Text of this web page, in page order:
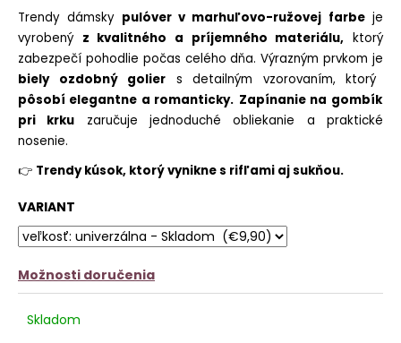
5
hviezdičiek.
Trendy dámsky pulóver v marhuľovo-ružovej farbeje
vyrobený z kvalitného a príjemného materiálu, ktorý
zabezpečí pohodlie počas celého dňa. Výrazným prvkom je
biely ozdobný golier s detailným vzorovaním, ktorý
pôsobí elegantne a romanticky. Zapínanie na gombík
pri krku zaručuje jednoduché obliekanie a praktické
nosenie.
👉 Trendy kúsok, ktorý vynikne s rifľami aj sukňou.
VARIANT
Možnosti doručenia
Skladom
a
m
e
BARETKA
SIMPLE
€6,30